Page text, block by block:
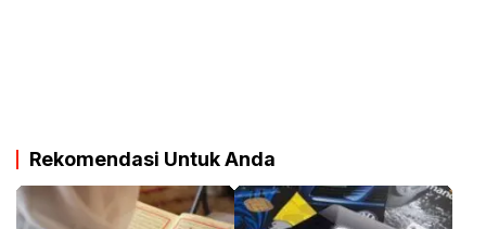
Rekomendasi Untuk Anda